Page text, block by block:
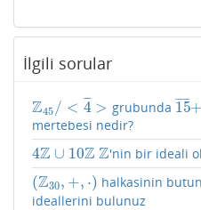
İlgili sorular
Z45 / < 4
¯¯
¯ >
Z45/< 4¯ > grubunda 15
¯ ¯
¯¯¯+
15¯+
mertebesi nedir?
4Z ∪ 10Z
4Z∪ 10 Z Z
Z 'nin bir ideali
(Z30, +, ⋅)
(Z30,+ ,⋅)
halkasinin
ideallerini bulunuz